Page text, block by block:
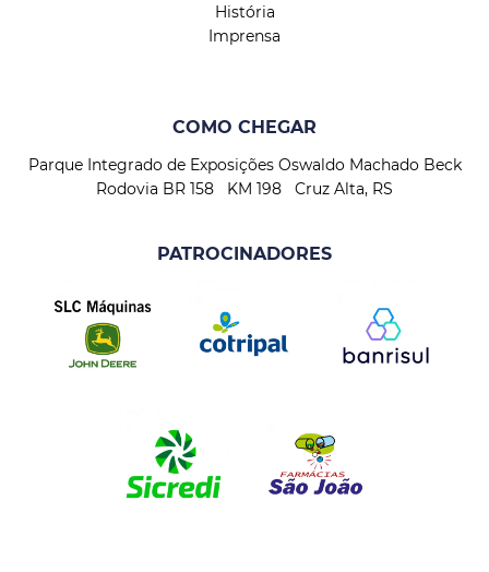
História
Imprensa
COMO CHEGAR
Parque Integrado de Exposições Oswaldo Machado Beck
Rodovia BR 158 KM 198 Cruz Alta, RS
PATROCINADORES